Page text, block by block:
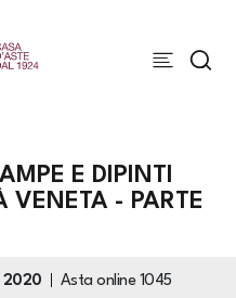
E DIPINTI
VENETA - PARTE
2020 Asta online 1045